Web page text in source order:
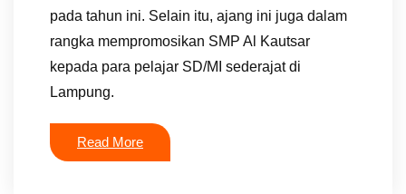
pada tahun ini. Selain itu, ajang ini juga dalam
rangka mempromosikan SMP Al Kautsar
kepada para pelajar SD/MI sederajat di
Lampung.
Read More